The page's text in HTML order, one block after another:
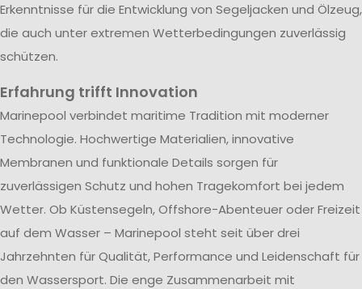
Erkenntnisse für die Entwicklung von Segeljacken und Ölzeug,
die auch unter extremen Wetterbedingungen zuverlässig
schützen.
Erfahrung trifft Innovation
Marinepool verbindet maritime Tradition mit moderner
Technologie. Hochwertige Materialien, innovative
Membranen und funktionale Details sorgen für
zuverlässigen Schutz und hohen Tragekomfort bei jedem
Wetter. Ob Küstensegeln, Offshore-Abenteuer oder Freizeit
auf dem Wasser – Marinepool steht seit über drei
Jahrzehnten für Qualität, Performance und Leidenschaft für
den Wassersport. Die enge Zusammenarbeit mit